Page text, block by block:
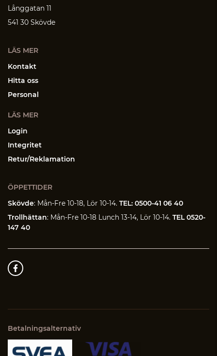
Långgatan 11
541 30 Skövde
LÄS MER
Kontakt
Hitta oss
Personal
LÄS MER
Login
Integritet
Retur/Reklamation
ÖPPETTIDER
Skövde: Mån-Fre 10-18, Lör 10-14. TEL: 0500-41 06 40
Trollhättan: Mån-Fre 10-18 Lunch 13-14, Lör 10-14. TEL 0520-
147 40
Betalningsalternativ